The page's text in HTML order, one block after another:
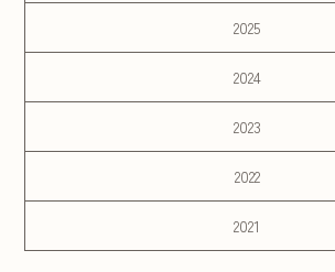
2025
2024
2023
2022
2021